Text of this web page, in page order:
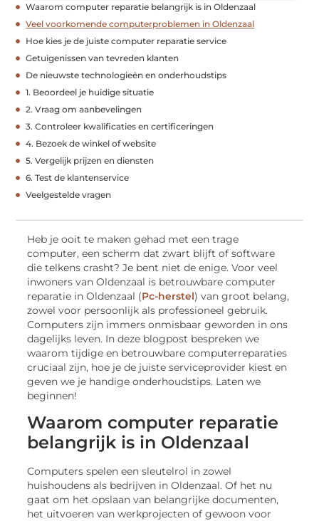
Waarom computer reparatie belangrijk is in Oldenzaal
Veel voorkomende computerproblemen in Oldenzaal
Hoe kies je de juiste computer reparatie service
Getuigenissen van tevreden klanten
De nieuwste technologieën en onderhoudstips
1. Beoordeel je huidige situatie
2. Vraag om aanbevelingen
3. Controleer kwalificaties en certificeringen
4. Bezoek de winkel of website
5. Vergelijk prijzen en diensten
6. Test de klantenservice
Veelgestelde vragen
Heb je ooit te maken gehad met een trage
computer, een scherm dat zwart blijft of software
die telkens crasht? Je bent niet de enige. Voor veel
inwoners van Oldenzaal is betrouwbare computer
reparatie in Oldenzaal (Pc-herstel) van groot belang,
zowel voor persoonlijk als professioneel gebruik.
Computers zijn immers onmisbaar geworden in ons
dagelijks leven. In deze blogpost bespreken we
waarom tijdige en betrouwbare computerreparaties
cruciaal zijn, hoe je de juiste serviceprovider kiest en
geven we je handige onderhoudstips. Laten we
beginnen!
Waarom computer reparatie
belangrijk is in Oldenzaal
Computers spelen een sleutelrol in zowel
huishoudens als bedrijven in Oldenzaal. Of het nu
gaat om het opslaan van belangrijke documenten,
het uitvoeren van werkprojecten of gewoon voor